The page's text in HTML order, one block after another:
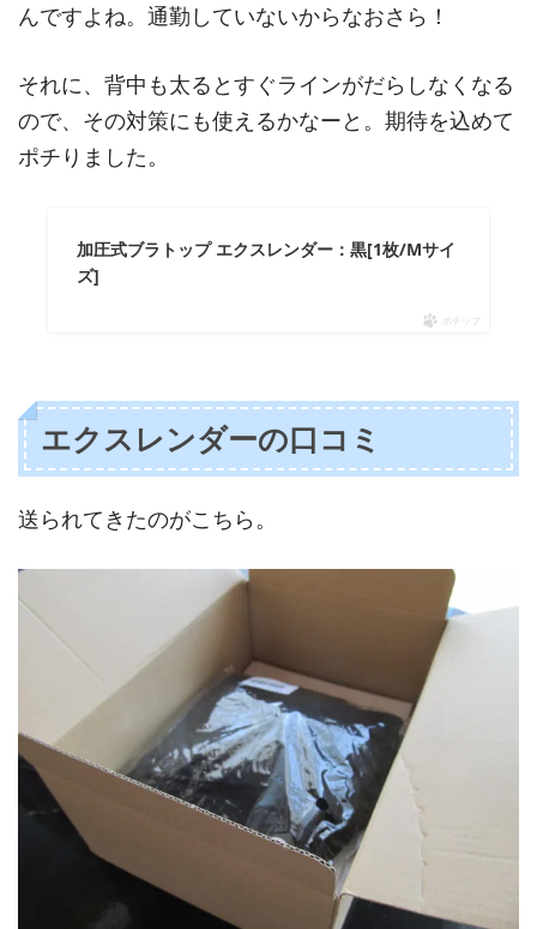
んですよね。通勤していないからなおさら！
それに、背中も太るとすぐラインがだらしなくなる
ので、その対策にも使えるかなーと。期待を込めて
ポチりました。
加圧式ブラトップ エクスレンダー：黒[1枚/Mサイ
ズ]
ポチップ
エクスレンダーの口コミ
送られてきたのがこちら。